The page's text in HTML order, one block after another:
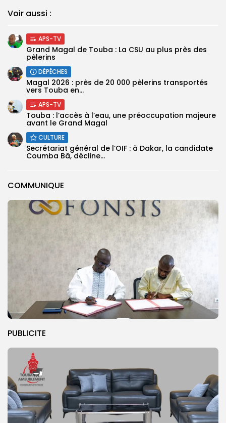
COMMUNIQUE
PUBLICITE
Voir aussi :
APS-TV
Grand Magal de Touba : La CSU au plus près des
pèlerins
DÉPÊCHES
Magal 2026 : près de 20 000 pèlerins transportés
vers Touba en...
APS-TV
Touba : l’accès à l’eau, une préoccupation majeure
avant le Grand Magal
CULTURE
Secrétariat général de l’OIF : à Dakar, la candidate
Coumba Bâ, décline...